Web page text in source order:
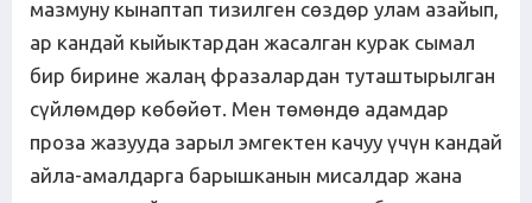
мазмуну кынаптап тизилген сөздөр улам азайып,
ар кандай кыйыктардан жасалган курак сымал
бир бирине жалаң фразалардан туташтырылган
сүйлөмдөр көбөйөт. Мен төмөндө адамдар
проза жазууда зарыл эмгектен качуу үчүн кандай
айла-амалдарга барышканын мисалдар жана